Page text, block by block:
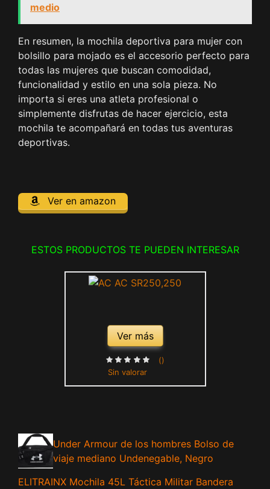
medio
En resumen, la mochila deportiva para mujer con
bolsillo para mojado es el accesorio perfecto para
todas las mujeres que buscan comodidad,
funcionalidad y estilo en una sola pieza. No
importa si eres una atleta profesional o
simplemente disfrutas de hacer ejercicio, esta
mochila te acompañará en todas tus aventuras
deportivas.
Ver en amazon
ESTOS PRODUCTOS TE PUEDEN INTERESAR
Ver más
Sin valorar
()
Under Armour de los hombres Bolso de
viaje mediano Undenegable, Negro
ELITRAINX Mochila 45L Táctica Militar Bandera